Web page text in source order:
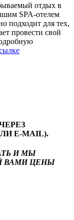
отдых в
SPA-отелем
подходит для тех,
провести свой
E-MAIL).
И МЫ
ВАМИ ЦЕНЫ